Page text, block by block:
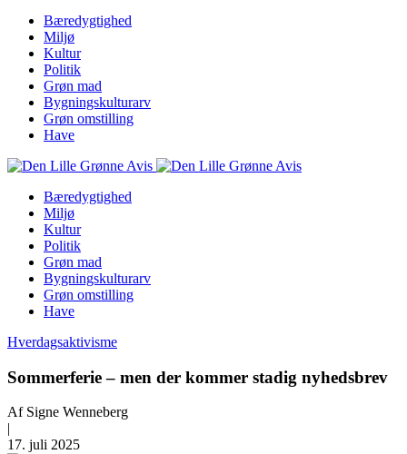
Bæredygtighed
Miljø
Kultur
Politik
Grøn mad
Bygningskulturarv
Grøn omstilling
Have
Bæredygtighed
Miljø
Kultur
Politik
Grøn mad
Bygningskulturarv
Grøn omstilling
Have
Hverdagsaktivisme
Sommerferie – men der kommer stadig nyhedsbrev
Af Signe Wenneberg
|
17. juli 2025